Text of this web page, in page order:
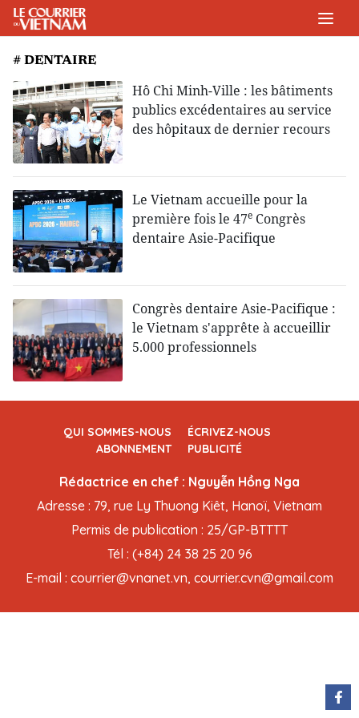
# DENTAIRE
Hô Chi Minh-Ville : les bâtiments
publics excédentaires au service
des hôpitaux de dernier recours
Le Vietnam accueille pour la
première fois le 47e Congrès
dentaire Asie-Pacifique
Congrès dentaire Asie-Pacifique :
le Vietnam s'apprête à accueillir
5.000 professionnels
QUI SOMMES-NOUS
ÉCRIVEZ-NOUS
ABONNEMENT
PUBLICITÉ
Rédactrice en chef : Nguyễn Hồng Nga
Adresse : 79, rue Ly Thuong Kiêt, Hanoï, Vietnam
Permis de publication : 25/GP-BTTTT
Tél : (+84) 24 38 25 20 96
E-mail : courrier@vnanet.vn, courrier.cvn@gmail.com